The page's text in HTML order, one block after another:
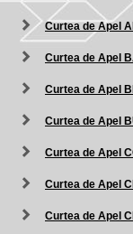
Curtea de Apel
Curtea de Apel
Curtea de Apel
Curtea de Apel
Curtea de Apel
Curtea de Apel
Curtea de Apel